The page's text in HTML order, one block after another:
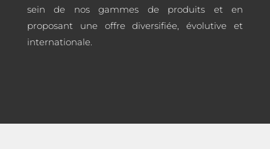
sein de nos gammes de produits et en
proposant une offre diversifiée, évolutive et
internationale.